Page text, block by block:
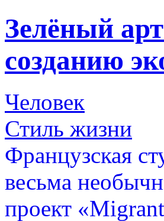
Зелёный
созданию
Человек
Стиль жизни
Французская
весьма
проект